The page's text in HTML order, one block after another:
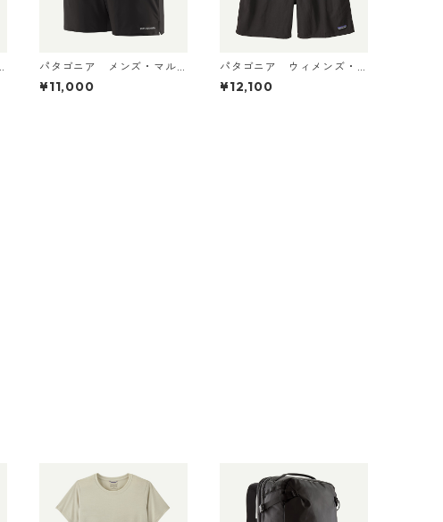
パタゴニア メンズ・マル
チ・トレイルズ・ショーツ
６インチ Black 57595 Pat
¥11,000
パタゴニア ウィメンズ・
バギーズ・ロング Black 57
035 Patagonia Women's B
¥12,100